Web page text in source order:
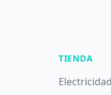
TIENDA
Electricidad